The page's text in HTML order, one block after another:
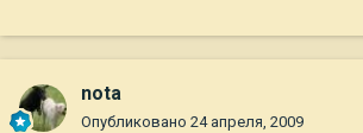
nota
Опубликовано 24 апреля, 2009